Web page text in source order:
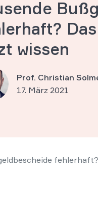
wissen
Prof. Christian
17. März 2021